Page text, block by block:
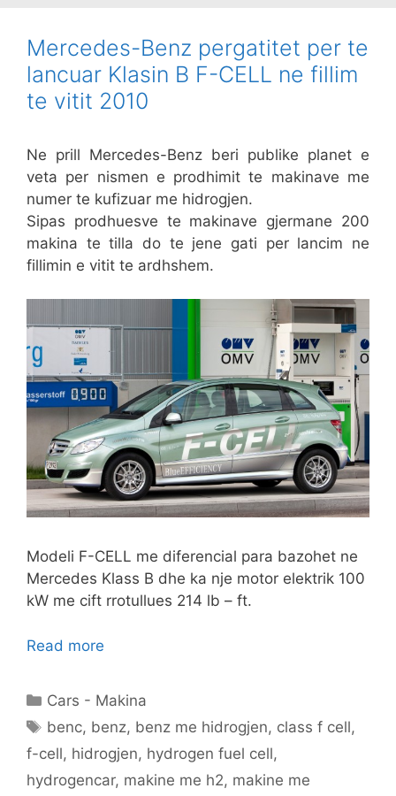
Mercedes-Benz pergatitet per te
lancuar Klasin B F-CELL ne fillim
te vitit 2010
Ne prill Mercedes-Benz beri publike planet e
veta per nismen e prodhimit te makinave me
numer te kufizuar me hidrogjen.
Sipas prodhuesve te makinave gjermane 200
makina te tilla do te jene gati per lancim ne
fillimin e vitit te ardhshem.
Modeli F-CELL me diferencial para bazohet ne
Mercedes Klass B dhe ka nje motor elektrik 100
kW me cift rrotullues 214 lb – ft.
Read more
Categories
Cars - Makina
Tags
benc, benz, benz me hidrogjen, class f cell,
f-cell, hidrogjen, hydrogen fuel cell,
hydrogencar, makine me h2, makine me